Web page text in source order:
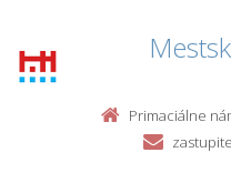
Primaciálne